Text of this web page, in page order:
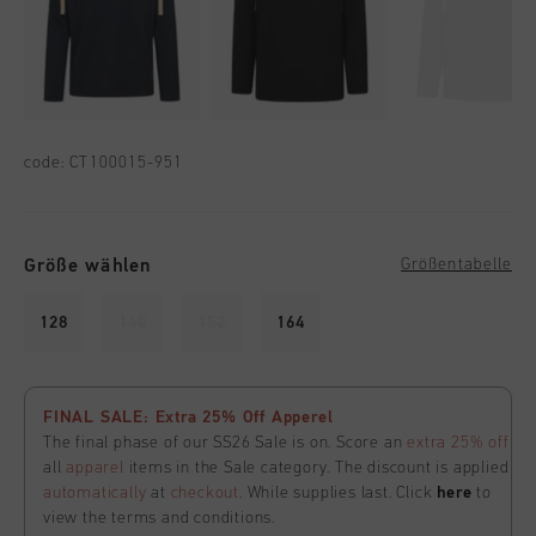
code: CT100015-951
Größe wählen Größentabelle
128 164
FINAL SALE: Extra 25% Off Apperel
The final phase of our SS26 Sale is on. Score an extra 25% off
allapparel items in the Sale category. The discount is applied
automatically at checkout . While supplies last. Click here to
view the terms and conditions.